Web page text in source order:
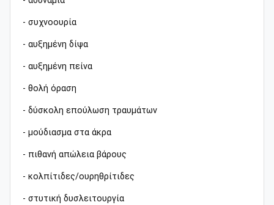
- συχνοουρία
- αυξημένη δίψα
- αυξημένη πείνα
- θολή όραση
- δύσκολη επούλωση τραυμάτων
- μούδιασμα στα άκρα
- πιθανή απώλεια βάρους
- κολπίτιδες/ουρηθρίτιδες
- στυτική δυσλειτουργία